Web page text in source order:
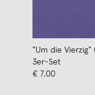
"Um die Vierzig"
3er-Set
€ 7,00